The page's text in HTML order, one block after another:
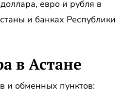
евро и рубля в
и банках Республики
в Астане
и обменных пунктов: